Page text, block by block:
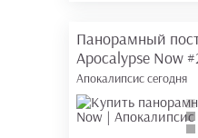
Панорамный
Apocalypse Now
Апокалипсис сегодня